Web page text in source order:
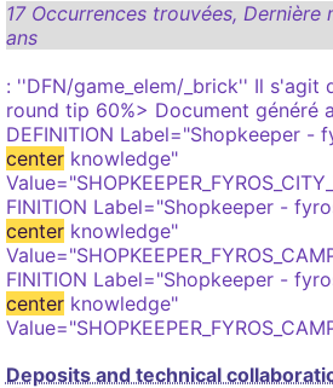
17 Occurrences trouvées, Dernière
ans
: ''DFN/game_elem/_brick'' Il s'agit
round tip 60%> Document généré
DEFINITION Label="Shopkeeper -
centerknowledge"
FINITION Label="Shopkeeper -
centerknowledge"
FINITION Label="Shopkeeper -
centerknowledge"
Deposits and technical